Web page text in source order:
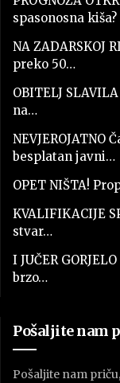
spasonosna
NA ZADARSKOJ
preko 50…
OBITELJ
na…
NEVJEROJATNO
besplatan javni…
OPET NIŠTA!
KVALIFIKACIJE
stvar…
I JUČER
brzo…
Pošaljite nam
Pošaljite nam